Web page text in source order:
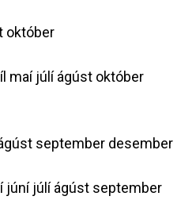
október
maí júlíágúst október
september desember
júní júlíágúst september